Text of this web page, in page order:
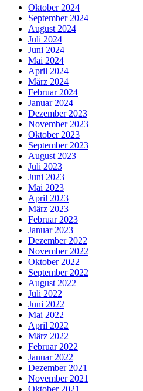
Oktober 2024
September 2024
August 2024
Juli 2024
Juni 2024
Mai 2024
April 2024
März 2024
Februar 2024
Januar 2024
Dezember 2023
November 2023
Oktober 2023
September 2023
August 2023
Juli 2023
Juni 2023
Mai 2023
April 2023
März 2023
Februar 2023
Januar 2023
Dezember 2022
November 2022
Oktober 2022
September 2022
August 2022
Juli 2022
Juni 2022
Mai 2022
April 2022
März 2022
Februar 2022
Januar 2022
Dezember 2021
November 2021
Oktober 2021